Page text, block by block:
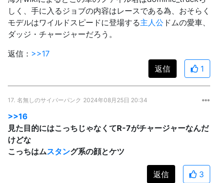
しく、手に入るジョブの内容はレースである為、おそらく
モデルはワイルドスピードに登場する主人公 ドムの愛車、
ダッジ・チャージャーだろう。
返信： >>17
返信
1
17. 名無しのサイバーパンク 2024年08月25日 20:34
>>16
見た目的にはこっちじゃなくてR-7がチャージャーなんだ
けどな
こっちはムスタング系の顔とケツ
返信 3